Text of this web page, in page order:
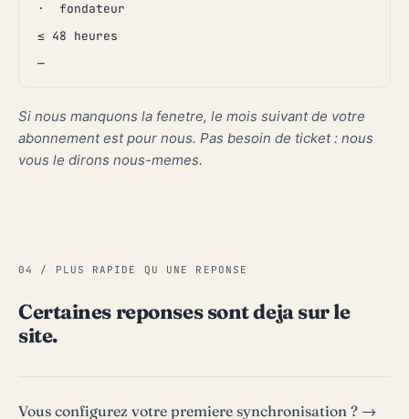
·
fondateur
≤ 48 heures
—
Si nous manquons la fenetre, le mois suivant de votre
abonnement est pour nous. Pas besoin de ticket : nous
vous le dirons nous-memes.
04 / PLUS RAPIDE QU UNE REPONSE
Certaines reponses sont deja sur le
site.
Vous configurez votre premiere synchronisation ? →